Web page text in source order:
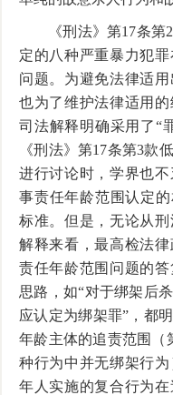
《刑法》第17条
定的八种严重暴力犯
问题。为避免法律适用
也为了维护法律适用
司法解释明确采用了“
《刑法》第17条第3款
进行讨论时，学界也
事责任年龄范围认定
标准。但是，无论从
解释来看，最高检法
责任年龄范围问题的
思路，如“对于绑架后
应认定为绑架罪”，都
年龄主体的追责范围（
种行为中并无绑架行
年人实施的复合行为在